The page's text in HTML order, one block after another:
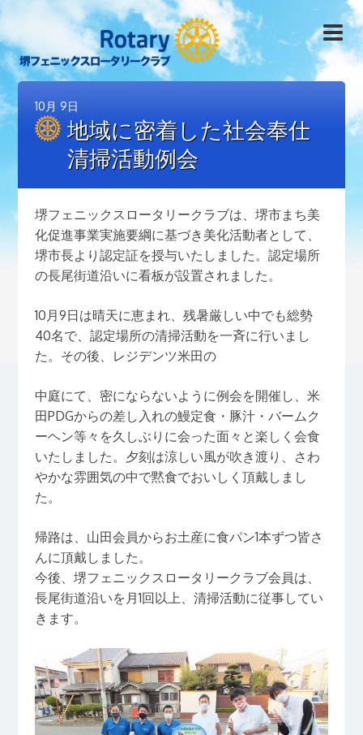
10月 9日
地域に密着した社会奉仕
清掃活動例会
堺フェニックスロータリークラブは、堺市まち美
化促進事業実施要綱に基づき美化活動者として、
堺市長より認定証を授与いたしました。認定場所
の長尾街道沿いに看板が設置されました。
10月9日は晴天に恵まれ、残暑厳しい中でも総勢
40名で、認定場所の清掃活動を一斉に行いまし
た。その後、レジデンツ米田の
中庭にて、密にならないように例会を開催し、米
田PDGからの差し入れの鰻定食・豚汁・バームク
ーヘン等々を久しぶりに会った面々と楽しく会食
いたしました。夕刻は涼しい風が吹き渡り、さわ
やかな雰囲気の中で黙食でおいしく頂戴しまし
た。
帰路は、山田会員からお土産に食パン1本ずつ皆さ
んに頂戴しました。
今後、堺フェニックスロータリークラブ会員は、
長尾街道沿いを月1回以上、清掃活動に従事してい
きます。